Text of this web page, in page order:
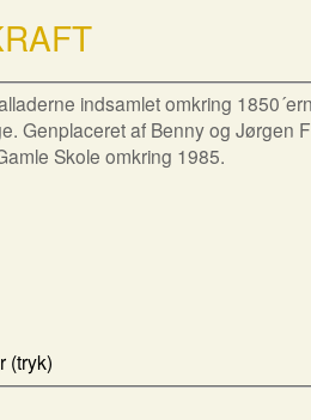
indsamlet omkring
Genplaceret af Benny og Jørgen
Skole omkring 1985.
(tryk)